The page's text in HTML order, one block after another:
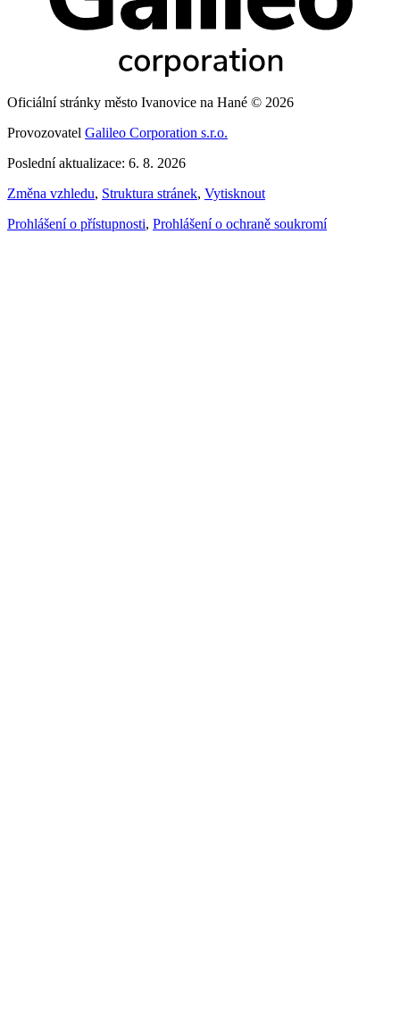
Oficiální stránky město Ivanovice na Hané © 2026
Provozovatel Galileo Corporation s.r.o.
Poslední aktualizace: 6. 8. 2026
Změna vzhledu, Struktura stránek, Vytisknout
Prohlášení o přístupnosti, Prohlášení o ochraně soukromí